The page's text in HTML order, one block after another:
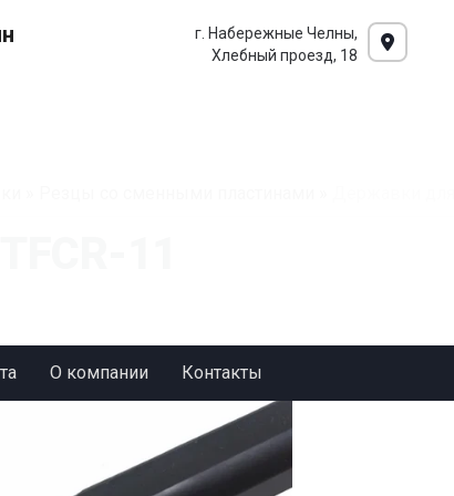
г. Набережные Челны,
Хлебный проезд, 18
О компании Контакты